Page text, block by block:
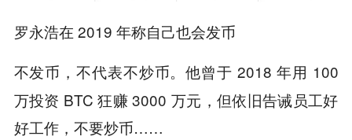
罗永浩在 2019 年称自己也会发币
不发币，不代表不炒币。他曾于 2018 年用 100
万投资 BTC 狂赚 3000 万元，但依旧告诫员工好
好工作，不要炒币……